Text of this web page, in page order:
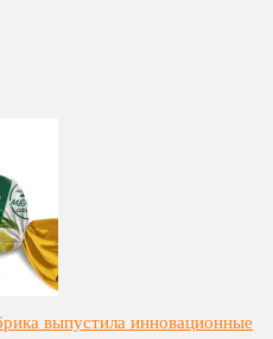
выпустила инновационные